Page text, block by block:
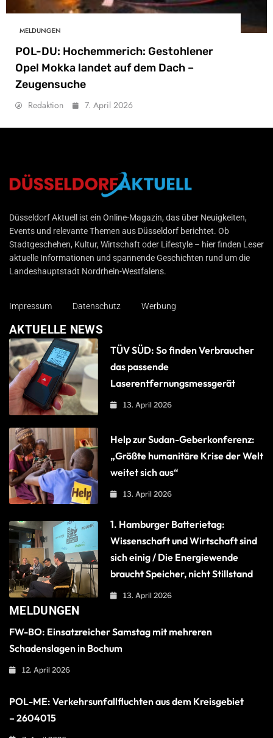
MELDUNGEN
POL-DU: Hochemmerich: Gestohlener
Opel Mokka landet auf dem Dach –
Zeugensuche
Redaktion 7. April 2026
Düsseldorf Aktuell
Düsseldorf Aktuell ist ein Online-Magazin, das über Neuigkeiten,
Events und relevante Themen aus Düsseldorf berichtet. Ob
Stadtgeschehen, Kultur, Wirtschaft oder Lifestyle – hier finden Leser
aktuelle Informationen und spannende Geschichten rund um die
Landeshauptstadt Nordrhein-Westfalens.
Impressum Datenschutz Werbung
AKTUELLE NEWS
TÜV SÜD: So finden Verbraucher
das passende
Laserentfernungsmessgerät
13. April 2026
Help zur Sudan-Geberkonferenz:
„Größte humanitäre Krise der Welt
weitet sich aus“
13. April 2026
1. Hamburger Batterietag:
Wissenschaft und Wirtschaft sind
sich einig / Die Energiewende
braucht Speicher, nicht Stillstand
13. April 2026
MELDUNGEN
FW-BO: Einsatzreicher Samstag mit mehreren
Schadenslagen in Bochum
12. April 2026
POL-ME: Verkehrsunfallfluchten aus dem Kreisgebiet
– 2604015